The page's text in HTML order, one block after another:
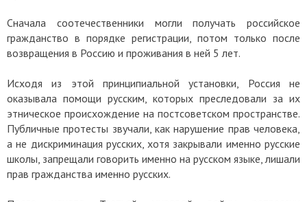
Сначала соотечественники могли получать российское
гражданство в порядке регистрации, потом только после
возвращения в Россию и проживания в ней 5 лет.
Исходя из этой принципиальной установки, Россия не
оказывала помощи русским, которых преследовали за их
этническое происхождение на постсоветском пространстве.
Публичные протесты звучали, как нарушение прав человека,
а не дискриминация русских, хотя закрывали именно русские
школы, запрещали говорить именно на русском языке, лишали
прав гражданства именно русских.